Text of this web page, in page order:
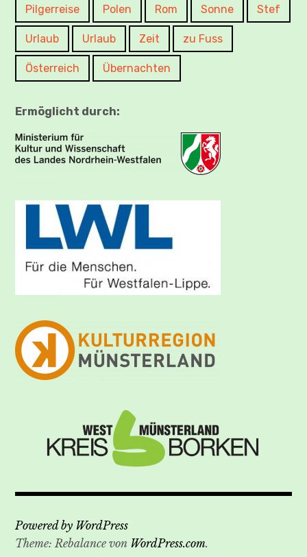
Pilgerreise Polen Rom Sonne Stef
Urlaub Urlaub Zeit zu Fuss
Österreich Übernachten
Ermöglicht durch:
Powered by WordPress
Theme: Rebalance von WordPress.com.